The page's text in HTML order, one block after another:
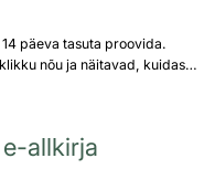
päeva tasuta proovida.
nõu ja näitavad, kuidas…
allkirja